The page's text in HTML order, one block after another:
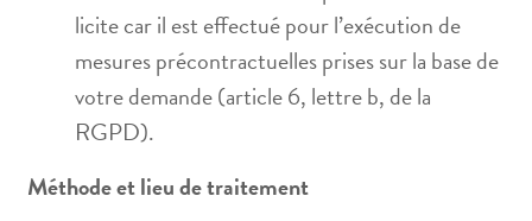
licite car il est effectué pour l’exécution de
mesures précontractuelles prises sur la base de
votre demande (article 6, lettre b, de la
RGPD).
Méthode et lieu de traitement